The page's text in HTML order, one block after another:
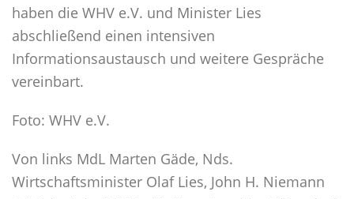
haben die WHV e.V. und Minister Lies
abschließend einen intensiven
Informationsaustausch und weitere Gespräche
vereinbart.
Foto: WHV e.V.
Von links MdL Marten Gäde, Nds.
Wirtschaftsminister Olaf Lies, John H. Niemann